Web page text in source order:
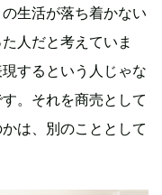
生活が落ち着かない
人だと考えていま
するという人じゃな
。それを商売として
は、別のこととして